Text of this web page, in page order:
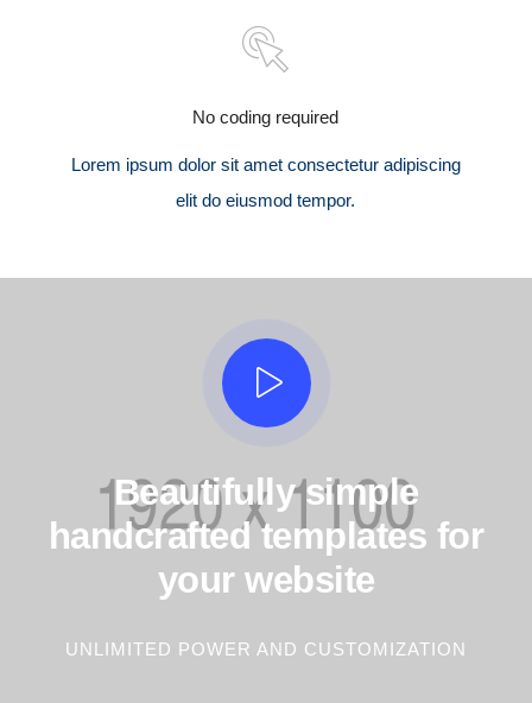
No coding required
Lorem ipsum dolor sit amet consectetur adipiscing
elit do eiusmod tempor.
Beautifully simple
handcrafted templates for
your website
UNLIMITED POWER AND CUSTOMIZATION